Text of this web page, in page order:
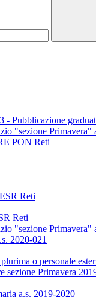
- Pubblicazione
"sezione Primavera"
PON Reti
Reti
Reti
"sezione Primavera"
2020-021
o personale
sezione Primavera
a.s. 2019-2020